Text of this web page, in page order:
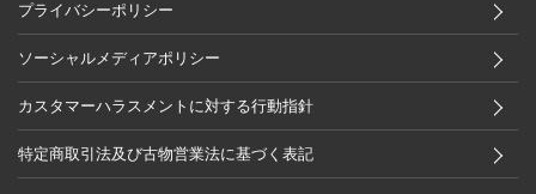
プライバシーポリシー
ソーシャルメディアポリシー
カスタマーハラスメントに対する行動指針
特定商取引法及び古物営業法に基づく表記